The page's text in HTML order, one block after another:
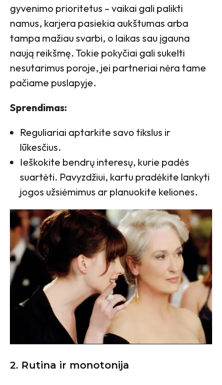
gyvenimo prioritetus – vaikai gali palikti
namus, karjera pasiekia aukštumas arba
tampa mažiau svarbi, o laikas sau įgauna
naują reikšmę. Tokie pokyčiai gali sukelti
nesutarimus poroje, jei partneriai nėra tame
pačiame puslapyje.
Sprendimas:
Reguliariai aptarkite savo tikslus ir
lūkesčius.
Ieškokite bendrų interesų, kurie padės
suartėti. Pavyzdžiui, kartu pradėkite lankyti
jogos užsiėmimus ar planuokite keliones.
2. Rutina ir monotonija